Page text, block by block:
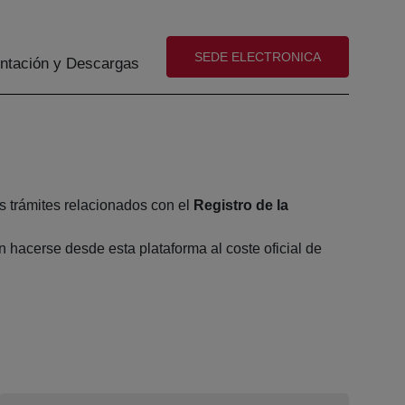
y Descargas (abre en nueva ventana)
SEDE ELECTRONICA
trámites relacionados con el
Registro de la
hacerse desde esta plataforma al coste oficial de